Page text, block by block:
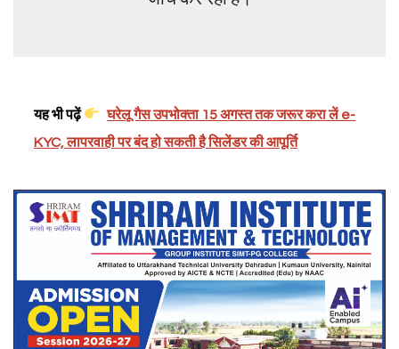
यह भी पढ़ें
घरेलू गैस उपभोक्ता 15 अगस्त तक जरूर करा लें e-
KYC, लापरवाही पर बंद हो सकती है सिलेंडर की आपूर्ति